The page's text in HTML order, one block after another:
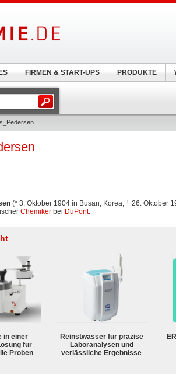
(* 3. Oktober 1904 in Busan, Korea; † 26. Oktober
Chemiker bei DuPont.
in einer
für
Proben
Reinstwasser für präzise
Laboranalysen und
verlässliche Ergebnisse
FIRMEN & START-UPS PRODUKTE